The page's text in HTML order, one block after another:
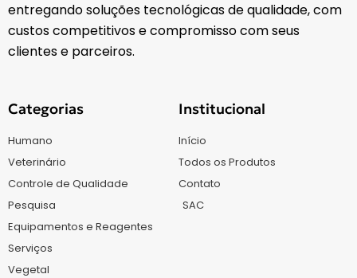
entregando soluções tecnológicas de qualidade, com
custos competitivos e compromisso com seus
clientes e parceiros.
Categorias
Humano
Veterinário
Controle de Qualidade
Pesquisa
Equipamentos e Reagentes
Serviços
Vegetal
Institucional
Início
Todos os Produtos
Contato
SAC